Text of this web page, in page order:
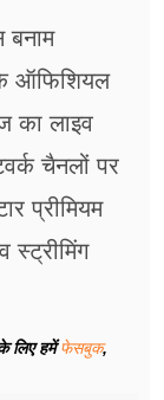
बनाम
ऑफिशियल
का लाइव
चैनलों पर
प्रीमियम
स्ट्रीमिंग
लिए हमेंफेसबुक,